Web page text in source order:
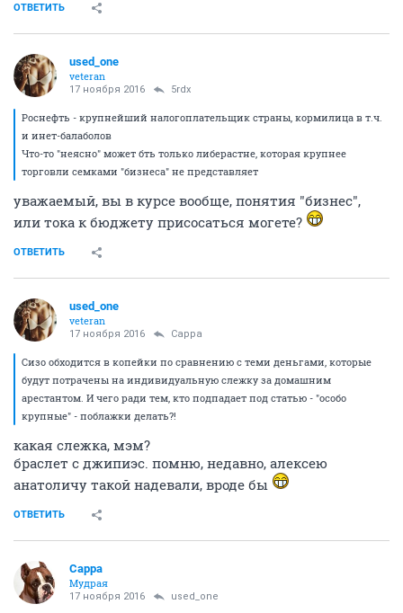
ОТВЕТИТЬ
used_one
veteran
17 ноября 2016 5rdx
Роснефть - крупнейший налогоплательщик страны, кормилица в т.ч.
и инет-балаболов
Что-то "неясно" может бть только либерастне, которая крупнее
торговли семками "бизнеса" не представляет
уважаемый, вы в курсе вообще, понятия "бизнес",
или тока к бюджету присосаться могете?
ОТВЕТИТЬ
used_one
veteran
17 ноября 2016 Сарра
Сизо обходится в копейки по сравнению с теми деньгами, которые
будут потрачены на индивидуальную слежку за домашним
арестантом. И чего ради тем, кто подпадает под статью - "особо
крупные" - поблажки делать?!
какая слежка, мэм?
браслет с джипиэс. помню, недавно, алексею
анатоличу такой надевали, вроде бы
ОТВЕТИТЬ
Сарра
Мудрая
17 ноября 2016 used_one